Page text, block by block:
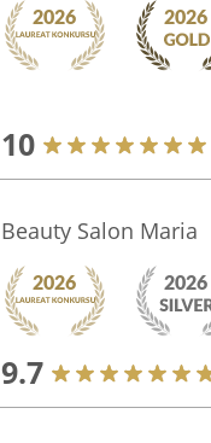
10
Beauty Salon Maria
9.7